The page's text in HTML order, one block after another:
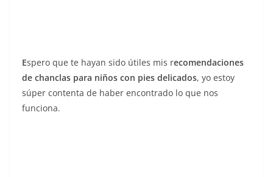
Espero que te hayan sido útiles mis recomendaciones
de chanclas para niños con pies delicados, yo estoy
súper contenta de haber encontrado lo que nos
funciona.